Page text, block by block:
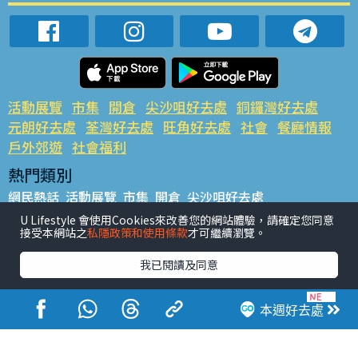
本週好去處
活動展覽 市集 開倉 尖沙咀好去處 銅鑼灣好去處
元朗好去處 荃灣好去處 旺角好去處 社會 餐廳情報
戶外郊遊 社會福利
熱門類別
網民熱話 活動展覽 市集 開倉 尖沙咀好去處
銅鑼灣好去處 元朗好去處 荃灣好去處 旺角好去處 社會
餐廳情報 戶外郊遊
熱門標籤
#UGO搵好去處 #人氣活動推介 #美食社群熱話
#親子玩樂好去處
#ULifestyle應用程式
#限時搶
#UJetso禮物放送
#ULifestyle商戶中心 #著數 #網絡熱話
U Lifestyle 會使用Cookies來改善您的網站體驗，請確定您同意
接受本網站之私隱政策和使用條款才可繼續瀏覽。
我已閱讀及同意